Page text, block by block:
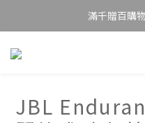
滿千贈百購
JBL